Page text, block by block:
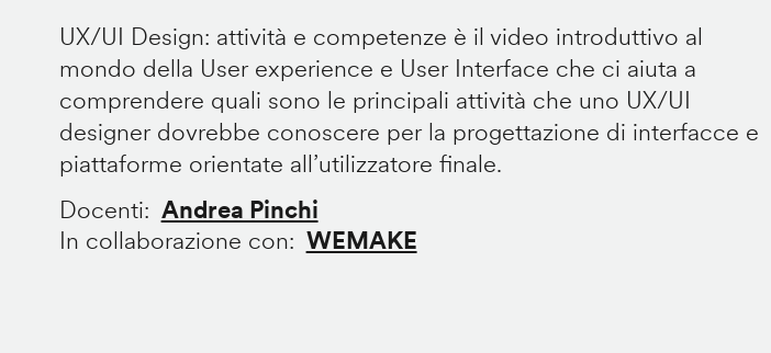
UX/UI Design: attività e competenze è il video introduttivo al
mondo della User experience e User Interface che ci aiuta a
comprendere quali sono le principali attività che uno UX/UI
designer dovrebbe conoscere per la progettazione di interfacce e
piattaforme orientate all’utilizzatore finale.
Docenti
Andrea Pinchi
In collaborazione con
WEMAKE